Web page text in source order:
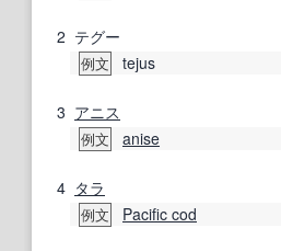
2 テグー
例文 tejus
3 アニス
例文 anise
4 タラ
例文 Pacific cod